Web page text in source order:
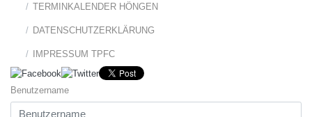
TERMINKALENDER HÖNGEN
DATENSCHUTZERKLÄRUNG
IMPRESSUM TPFC
Benutzername